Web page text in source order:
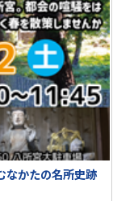
なかたの名所史跡